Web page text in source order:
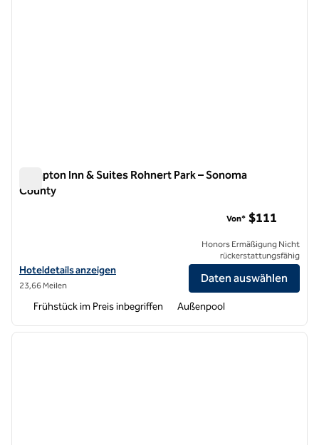
Hampton Inn & Suites Rohnert Park – Sonoma
County
Hoteldetails für Hampton Inn & Suites Rohnert Park – Sonoma
Hoteldetails anzeigen
23,66 Meilen
Von* $111
Honors Ermäßigung Nicht
rückerstattungsfähig
Daten auswählen
Frühstück im Preis inbegriffen Außenpool
1 von 12